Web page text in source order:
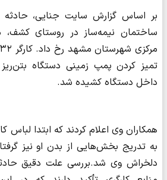
بر اساس گزارش سایت جنایی،
ساختمان نیمه‌ساز در روستای
تمیز کردن پمپ زمینی دستگاه
داخل دستگاه کشیده شد.
همکاران وی اعلام کردند که ابتدا لباس
به تدریج بخش‌هایی از بدن او نیز
دلخراش وی شد.بررسی علت دقیق حادثه